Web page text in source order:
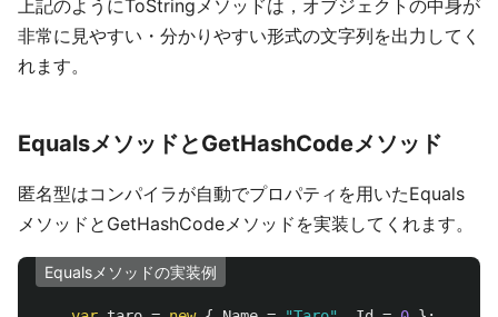
上記のようにToStringメソッドは，オブジェクトの中身が
非常に見やすい・分かりやすい形式の文字列を出力してく
れます。
EqualsメソッドとGetHashCodeメソッド
匿名型はコンパイラが自動でプロパティを用いたEquals
メソッドとGetHashCodeメソッドを実装してくれます。
Equalsメソッドの実装例